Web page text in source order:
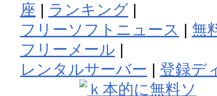
座 | ランキング|
フリーソフトニュース | 無
フリーメール |
レンタルサーバー | 登録デ